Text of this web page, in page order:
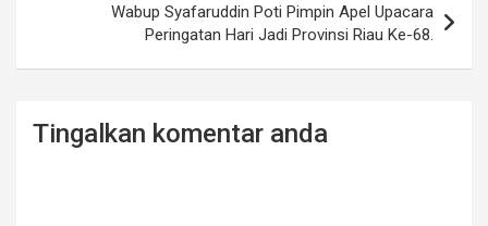
Wabup Syafaruddin Poti Pimpin Apel Upacara
Peringatan Hari Jadi Provinsi Riau Ke-68.
Tingalkan komentar anda